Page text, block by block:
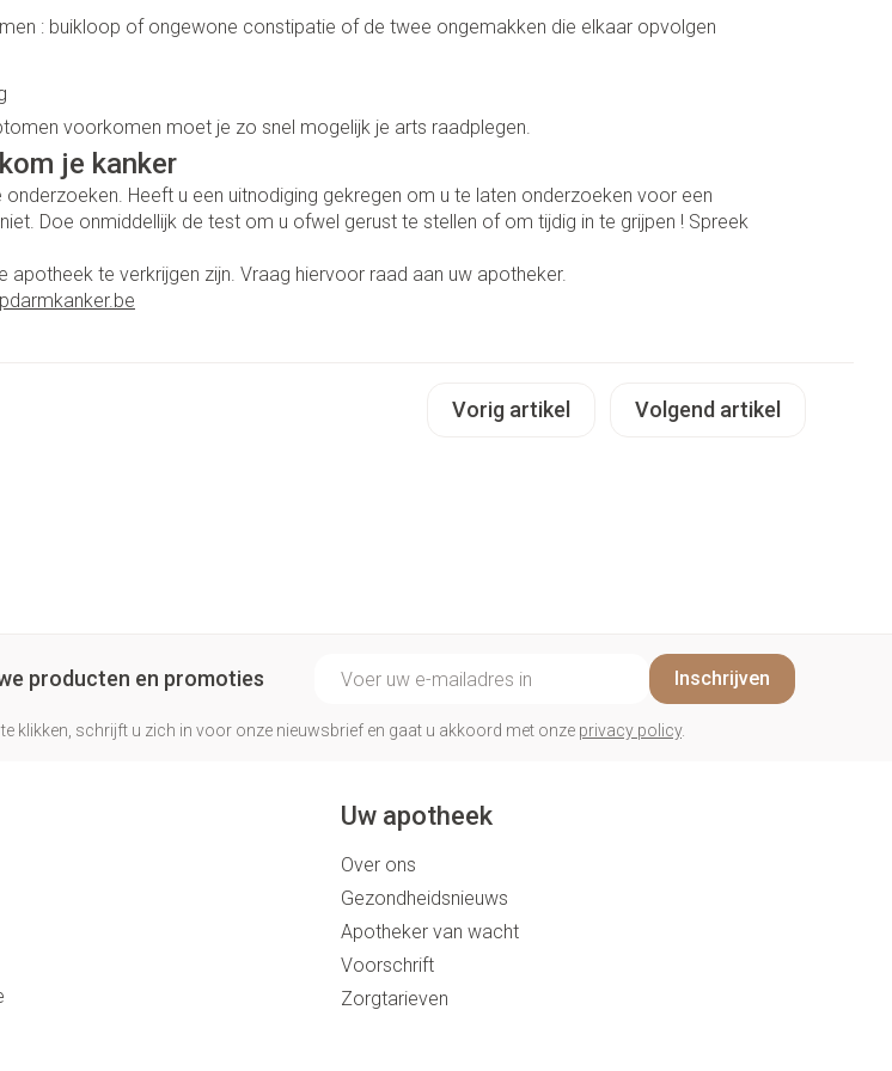
en schimmelnagels
meer
Make-up penselen en
gebruiksvoorwerpen
Mascara
Toon meer
Snurken
Badkamer
Doorliggen - decubitis
Arm
tumor middelen
Tabletten
: buikloop of ongewone constipatie of de twee ongemakken die elkaar opvolgen
voorkomen moet je zo snel mogelijk je arts raadplegen.
je kanker
Heeft u een uitnodiging gekregen om u te laten onderzoeken voor een
Doe onmiddellijk de test om u ofwel gerust te stellen of om tijdig in te grijpen ! Spreek
apotheek te verkrijgen zijn. Vraag hiervoor raad aan uw apotheker.
Vorig artikel Volgend artikel
producten en promoties Inschrijven
klikken, schrijft u zich in voor onze nieuwsbrief en gaat u akkoord met onze privacy policy.
Uw apotheek
Over ons
Gezondheidsnieuws
Apotheker van wacht
Voorschrift
Zorgtarieven